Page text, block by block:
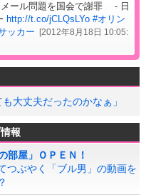
メール問題を国会で謝罪 - 日
http://t.co/jCLQsLYo #オリン
ッカー [2012年8月18日 10:05:
も大丈夫だったのかなぁ」
報
部屋」ＯＰＥＮ！
つぶやく「ブル男」の動画を